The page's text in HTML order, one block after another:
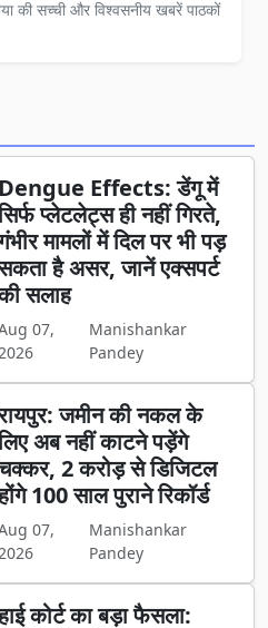
की सच्ची और विश्वसनीय खबरें पाठकों
Dengue Effects: डेंगू में
प्लेटलेट्स ही नहीं गिरते,
मामलों में दिल पर भी पड़
है असर, जानें एक्सपर्ट
सलाह
07,
2026
Manishankar
Pandey
जमीन की नकल के
अब नहीं काटने पड़ेंगे
2 करोड़ से डिजिटल
100 साल पुराने रिकॉर्ड
07,
2026
Manishankar
Pandey
कोर्ट का बड़ा फैसला: